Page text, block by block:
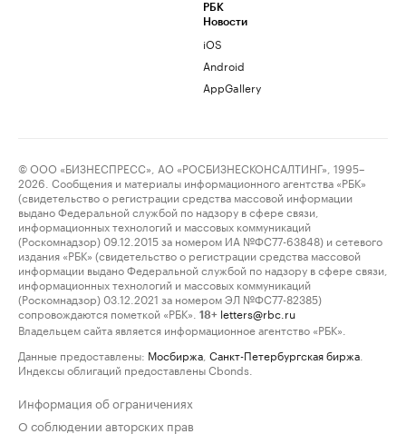
РБК
Новости
iOS
Android
AppGallery
© ООО «БИЗНЕСПРЕСС», АО «РОСБИЗНЕСКОНСАЛТИНГ», 1995–
2026. Сообщения и материалы информационного агентства «РБК»
(свидетельство о регистрации средства массовой информации
выдано Федеральной службой по надзору в сфере связи,
информационных технологий и массовых коммуникаций
(Роскомнадзор) 09.12.2015 за номером ИА №ФС77-63848) и сетевого
издания «РБК» (свидетельство о регистрации средства массовой
информации выдано Федеральной службой по надзору в сфере связи,
информационных технологий и массовых коммуникаций
(Роскомнадзор) 03.12.2021 за номером ЭЛ №ФС77-82385)
сопровождаются пометкой «РБК».
18+ letters@rbc.ru
Владельцем сайта является информационное агентство «РБК».
Данные предоставлены: Мосбиржа Санкт-Петербургская биржа
Индексы облигаций предоставлены Cbonds.
Информация об ограничениях
О соблюдении авторских прав